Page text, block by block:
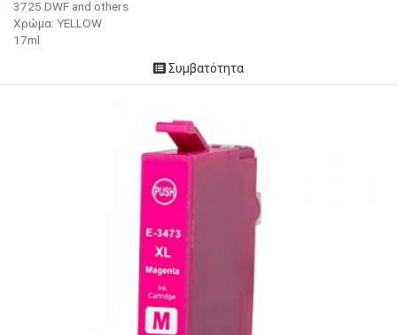
3725 DWF and others
Χρώμα: YELLOW
17ml
Συμβατότητα